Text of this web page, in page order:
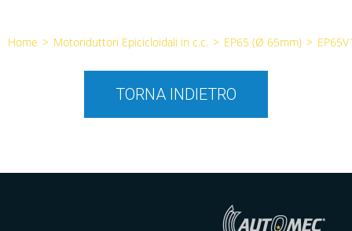
Home > Motoriduttori Epicicloidali in c.c. > EP65 (Ø 65mm) >
TORNA INDIETRO